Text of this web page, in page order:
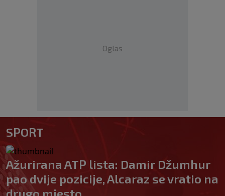
Oglas
SPORT
Ažurirana ATP lista: Damir Džumhur
pao dvije pozicije, Alcaraz se vratio na